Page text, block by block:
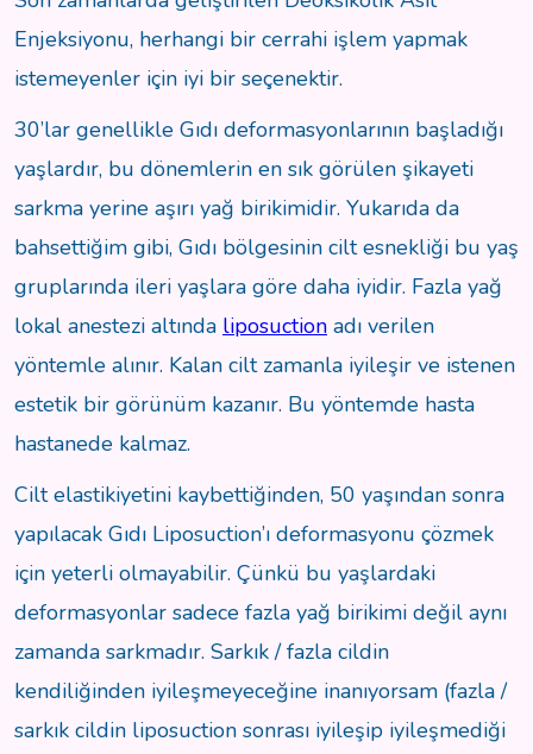
Enjeksiyonu, herhangi bir cerrahi işlem yapmak
istemeyenler için iyi bir seçenektir.
30’lar genellikle Gıdı deformasyonlarının başladığı
yaşlardır, bu dönemlerin en sık görülen şikayeti
sarkma yerine aşırı yağ birikimidir. Yukarıda da
bahsettiğim gibi, Gıdı bölgesinin cilt esnekliği bu yaş
gruplarında ileri yaşlara göre daha iyidir. Fazla yağ
lokal anestezi altında liposuction adı verilen
yöntemle alınır. Kalan cilt zamanla iyileşir ve istenen
estetik bir görünüm kazanır. Bu yöntemde hasta
hastanede kalmaz.
Cilt elastikiyetini kaybettiğinden, 50 yaşından sonra
yapılacak Gıdı Liposuction’ı deformasyonu çözmek
için yeterli olmayabilir. Çünkü bu yaşlardaki
deformasyonlar sadece fazla yağ birikimi değil aynı
zamanda sarkmadır. Sarkık / fazla cildin
kendiliğinden iyileşmeyeceğine inanıyorsam (fazla /
sarkık cildin liposuction sonrası iyileşip iyileşmediği